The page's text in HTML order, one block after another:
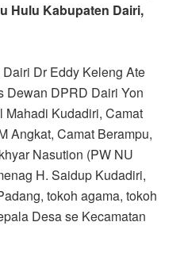
Hulu Kabupaten Dairi,
Dr Eddy Keleng Ate
Dewan DPRD Dairi Yon
Kudadiri, Camat
Angkat, Camat Berampu,
Nasution (PW NU
H. Saidup Kudadiri,
tokoh agama, tokoh
Desa se Kecamatan